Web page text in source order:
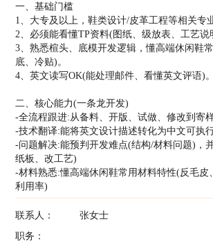
一、基础门槛
1、大专及以上，鞋类设计/皮革工程等相关专
2、必须能看懂TP资料(图纸、级放表、工艺说
3、熟悉楦头、底模开发逻辑，懂高端休闲鞋
底、冷贴)。
4、英文读写OK(能处理邮件、看懂英文评语)。
二、核心能力(一条龙开发)
-全流程跟进:从备料、开版、试做、修改到寄
-技术翻译:能将英文设计描述转化为中文可执
-问题解决:能预判开发难点(结构/材料问题)，
纸板、改工艺)
-材料熟悉:懂高端休闲鞋常用材料特性(反毛皮
利用率)
联系人：
张女士
职务：